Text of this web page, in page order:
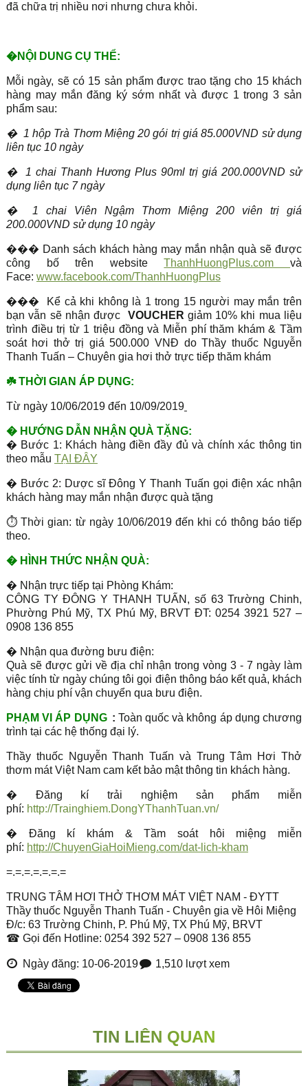
đã chữa trị nhiều nơi nhưng chưa khỏi.
�NỘI DUNG CỤ THỂ:
Mỗi ngày, sẽ có 15 sản phẩm được trao tặng cho 15 khách
hàng may mắn đăng ký sớm nhất và được 1 trong 3 sản
phẩm sau:
�1 hộp Trà Thơm Miệng 20 gói trị giá 85.000VND sử dụng
liên tục 10 ngày
�1 chai Thanh Hương Plus 90ml trị giá 200.000VND sử
dụng liên tục 7 ngày
�1 chai Viên Ngậm Thơm Miệng 200 viên trị giá
200.000VND sử dụng 10 ngày
��� Danh sách khách hàng may mắn nhận quà sẽ được
công bố trên websiteThanhHuongPlus.comvà
Face: www.facebook.com/ThanhHuongPlus
��� Kể cả khi không là 1 trong 15 người may mắn trên
bạn vẫn sẽ nhận được ⁣
VOUCHER giảm 10% khi mua liệu
trình điều trị từ 1 triệu đồng và Miễn phí thăm khám & Tầm
soát hơi thở trị giá 500.000 VNĐ do Thầy thuốc Nguyễn
Thanh Tuấn – Chuyên gia hơi thở trực tiếp thăm khám
☘️THỜI GIAN ÁP DỤNG:
Từ ngày 10/06/2019 đến 10/09/2019
�HƯỚNG DẪN NHẬN QUÀ TẶNG:
� Bước 1: Khách hàng điền đầy đủ và chính xác thông tin
theo mẫu TẠI ĐÂY
� Bước 2: Dược sĩ Đông Y Thanh Tuấn gọi điện xác nhận
khách hàng may mắn nhận được quà tặng
⏱ Thời gian: từ ngày 10/06/2019 đến khi có thông báo tiếp
theo.
�HÌNH THỨC NHẬN QUÀ:
� Nhận trực tiếp tại Phòng Khám:
CÔNG TY ĐÔNG Y THANH TUẤN, số 63 Trường Chinh,
Phường Phú Mỹ, TX Phú Mỹ, BRVT ĐT: 0254 3921 527 –
0908 136 855
� Nhận qua đường bưu điện:
Quà sẽ được gửi về địa chỉ nhận trong vòng 3 - 7 ngày làm
việc tính từ ngày chúng tôi gọi điện thông báo kết quả, khách
hàng chịu phí vận chuyển qua bưu điện.
PHẠM VI ÁP DỤNG : Toàn quốc và không áp dụng chương
trình tại các hệ thống đại lý.
Thầy thuốc Nguyễn Thanh Tuấn và Trung Tâm Hơi Thở
thơm mát Việt Nam cam kết bảo mật thông tin khách hàng.
� Đăng kí trải nghiệm sản phẩm miễn
phí: http://Trainghiem.DongYThanhTuan.vn/
� Đăng kí khám & Tầm soát hôi miệng miễn
phí: http://ChuyenGiaHoiMieng.com/dat-lich-kham
=.=.=.=.=.=.=
TRUNG TÂM HƠI THỞ THƠM MÁT VIỆT NAM - ĐYTT
Thầy thuốc Nguyễn Thanh Tuấn - Chuyên gia về Hôi Miệng
Đ/c: 63 Trường Chinh, P. Phú Mỹ, TX Phú Mỹ, BRVT
☎ Gọi đến Hotline: 0254 392 527 – 0908 136 855
Ngày đăng: 10-06-2019 1,510 lượt xem
TIN LIÊN QUAN